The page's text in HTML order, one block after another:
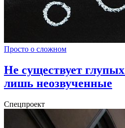
Просто о сложном
Не существует
лишь неозвученные
Спецпроект